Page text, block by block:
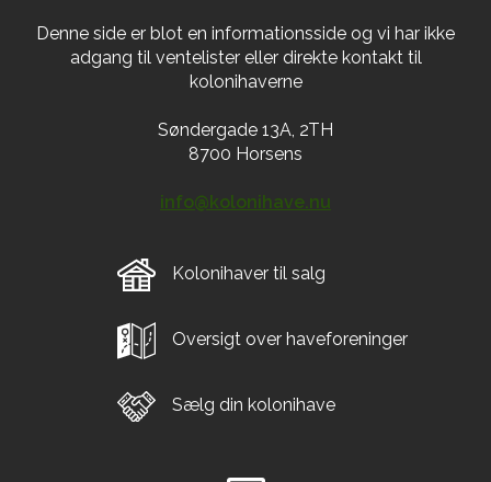
Denne side er blot en informationsside og vi har ikke
adgang til ventelister eller direkte kontakt til
kolonihaverne
Søndergade 13A, 2TH
8700 Horsens
info@kolonihave.nu
Kolonihaver til salg
Oversigt over haveforeninger
Sælg din kolonihave